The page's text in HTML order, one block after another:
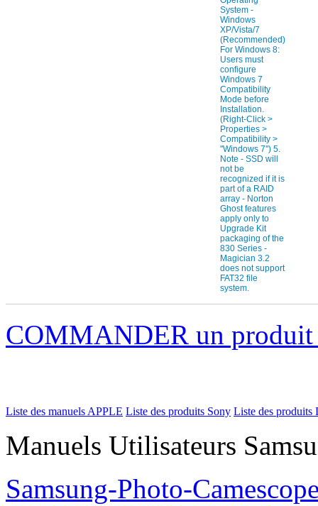
COMMANDER un
Liste des manuels APPLE Liste des produits Sony Liste des produits
Manuels Utilisateurs
Samsung-Photo-